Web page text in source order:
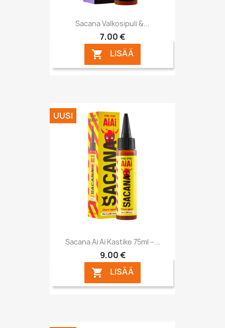
Sacana Valkosipuli &...
7,00 €
 LISÄÄ
Sacana Ai Ai Kastike 75ml –...
9,00 €
 LISÄÄ
UUSI